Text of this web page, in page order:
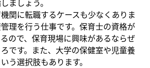
ましょう。
関に転職するケースも少なくありま
理を行う仕事です。保育士の資格が
ので、保育現場に興味があるならぜ
です。また、大学の保健室や児童養
う選択肢もあります。